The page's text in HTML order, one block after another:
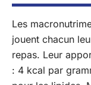
Les
jouent chacun
repas. Leur
: 4 kcal par